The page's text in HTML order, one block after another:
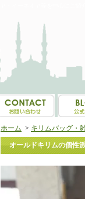
ホーム > キリムバッグ・
オールドキリムの個性